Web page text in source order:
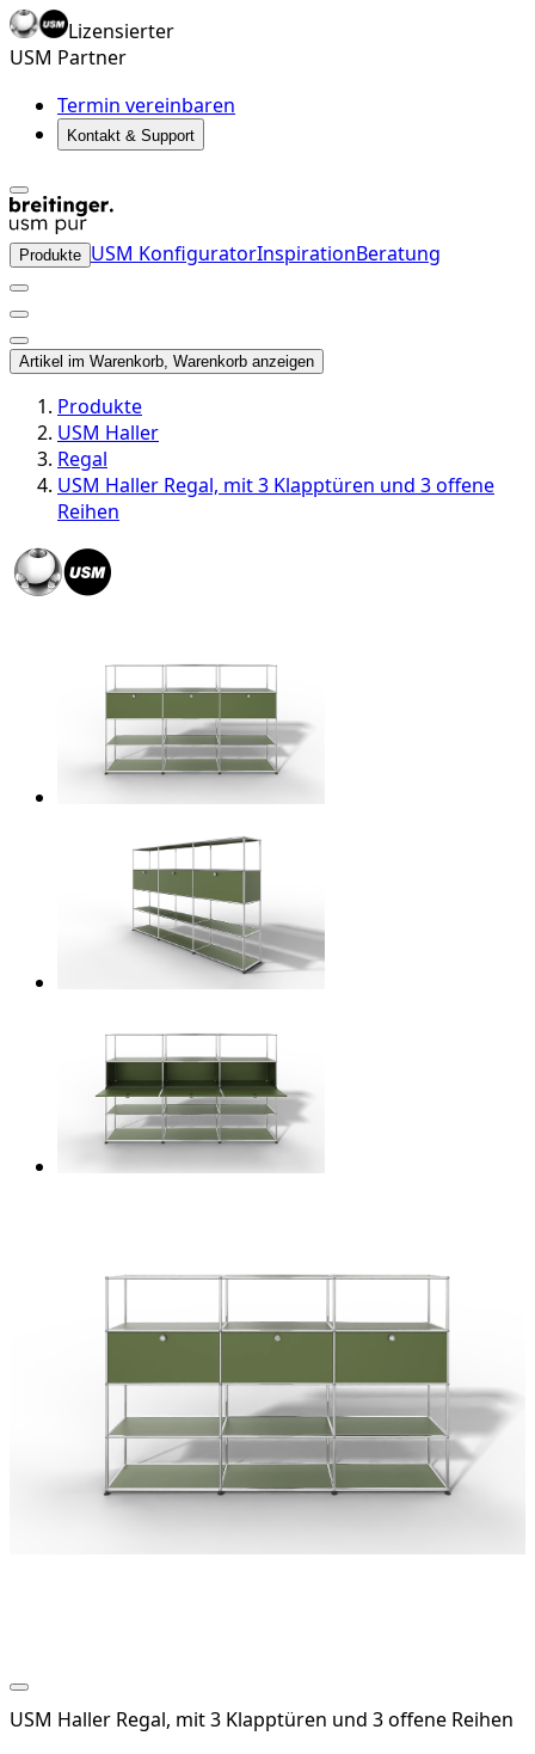
Lizensierter
USM Partner
Termin vereinbaren
Kontakt & Support
Produkte USM KonfiguratorInspirationBeratung
Artikel im Warenkorb, Warenkorb anzeigen
Produkte
USM Haller
Regal
USM Haller Regal, mit 3 Klapptüren und 3 offene
Reihen
USM Haller Regal, mit 3 Klapptüren und 3 offene Reihen